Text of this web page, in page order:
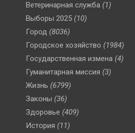
Ветеринарная служба (1)
Выборы 2025 (10)
Город (8036)
Городское хозяйство (1984)
Государственная измена (4)
Гуманитарная миссия (3)
Жизнь (6799)
Законы (36)
Здоровье (409)
История (11)